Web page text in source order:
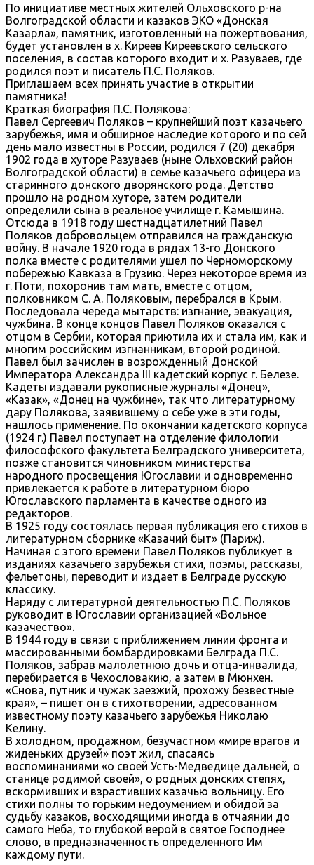
По инициативе местных жителей Ольховского р-на
Волгоградской области и казаков ЭКО «Донская
Казарла», памятник, изготовленный на пожертвования,
будет установлен в х. Киреев Киреевского сельского
поселения, в состав которого входит и х. Разуваев, где
родился поэт и писатель П.С. Поляков.
Приглашаем всех принять участие в открытии
памятника!
Краткая биография П.С. Полякова:
Павел Сергеевич Поляков – крупнейший поэт казачьего
зарубежья, имя и обширное наследие которого и по сей
день мало известны в России, родился 7 (20) декабря
1902 года в хуторе Разуваев (ныне Ольховский район
Волгоградской области) в семье казачьего офицера из
старинного донского дворянского рода. Детство
прошло на родном хуторе, затем родители
определили сына в реальное училище г. Камышина.
Отсюда в 1918 году шестнадцатилетний Павел
Поляков добровольцем отправился на гражданскую
войну. В начале 1920 года в рядах 13-го Донского
полка вместе с родителями ушел по Черноморскому
побережью Кавказа в Грузию. Через некоторое время из
г. Поти, похоронив там мать, вместе с отцом,
полковником С. А. Поляковым, перебрался в Крым.
Последовала череда мытарств: изгнание, эвакуация,
чужбина. В конце концов Павел Поляков оказался с
отцом в Сербии, которая приютила их и стала им, как и
многим российским изгнанникам, второй родиной.
Павел был зачислен в возрожденный Донской
Императора Александра III кадетский корпус г. Белезе.
Кадеты издавали рукописные журналы «Донец»,
«Казак», «Донец на чужбине», так что литературному
дару Полякова, заявившему о себе уже в эти годы,
нашлось применение. По окончании кадетского корпуса
(1924 г.) Павел поступает на отделение филологии
философского факультета Белградского университета,
позже становится чиновником министерства
народного просвещения Югославии и одновременно
привлекается к работе в литературном бюро
Югославского парламента в качестве одного из
редакторов.
В 1925 году состоялась первая публикация его стихов в
литературном сборнике «Казачий быт» (Париж).
Начиная с этого времени Павел Поляков публикует в
изданиях казачьего зарубежья стихи, поэмы, рассказы,
фельетоны, переводит и издает в Белграде русскую
классику.
Наряду с литературной деятельностью П.С. Поляков
руководит в Югославии организацией «Вольное
казачество».
В 1944 году в связи с приближением линии фронта и
массированными бомбардировками Белграда П.С.
Поляков, забрав малолетнюю дочь и отца-инвалида,
перебирается в Чехословакию, а затем в Мюнхен.
«Снова, путник и чужак заезжий, прохожу безвестные
края», – пишет он в стихотворении, адресованном
известному поэту казачьего зарубежья Николаю
Келину.
В холодном, продажном, безучастном «мире врагов и
жиденьких друзей» поэт жил, спасаясь
воспоминаниями «о своей Усть-Медведице дальней, о
станице родимой своей», о родных донских степях,
вскормивших и взрастивших казачью вольницу. Его
стихи полны то горьким недоумением и обидой за
судьбу казаков, восходящими иногда в отчаянии до
самого Неба, то глубокой верой в святое Господнее
слово, в предназначенность определенного Им
каждому пути.